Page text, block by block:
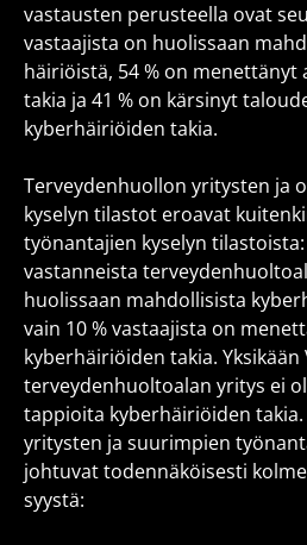
vastausten perusteella ovat
vastaajista on huolissaan
häiriöistä, 54 % on menettänyt
takia ja 41 % on kärsinyt
kyberhäiriöiden takia.
Terveydenhuollon yritysten ja
kyselyn tilastot eroavat
työnantajien kyselyn tilastoista:
vastanneista
huolissaan mahdollisista
vain 10 % vastaajista on
kyberhäiriöiden takia. Yksikään
terveydenhuoltoalan yritys ei
tappioita kyberhäiriöiden
yritysten ja suurimpien
johtuvat todennäköisesti
syystä: